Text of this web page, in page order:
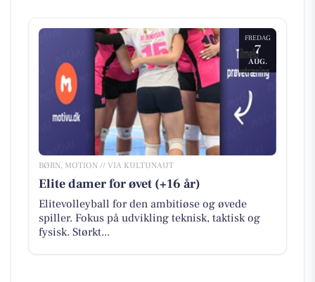
FREDAG
7
AUG.
BØRN, MOTION // VIA KULTUNAUT
Elite damer for øvet (+16 år)
Elitevolleyball for den ambitiøse og øvede
spiller. Fokus på udvikling teknisk, taktisk og
fysisk. Størkt...